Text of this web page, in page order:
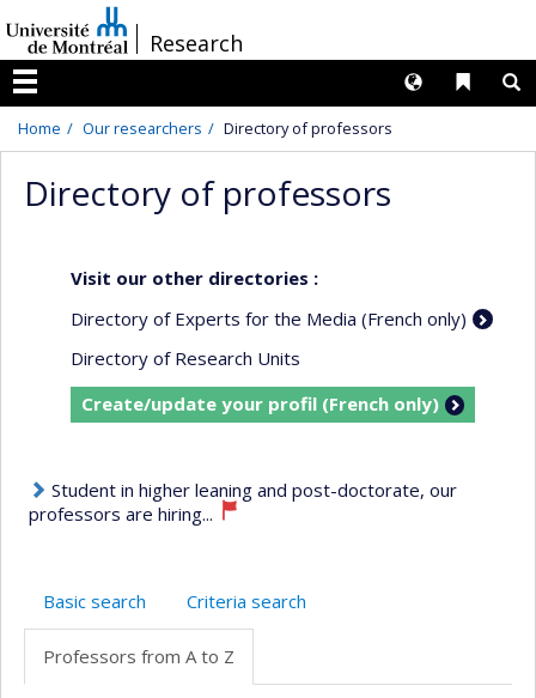
au
contenu
/Research
Menu
Liens
Langues
Home Our researchers Directory of professors
Directory of professors
Visit our other directories :
Directory of Experts for the Media (French only)
Directory of Research Units
Create/update your profil (French only)
Student in higher leaning and post-doctorate, our
professors are hiring...
Basic search Criteria search
Professors from A to Z